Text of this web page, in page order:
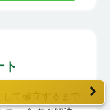
ト
して確立するまで